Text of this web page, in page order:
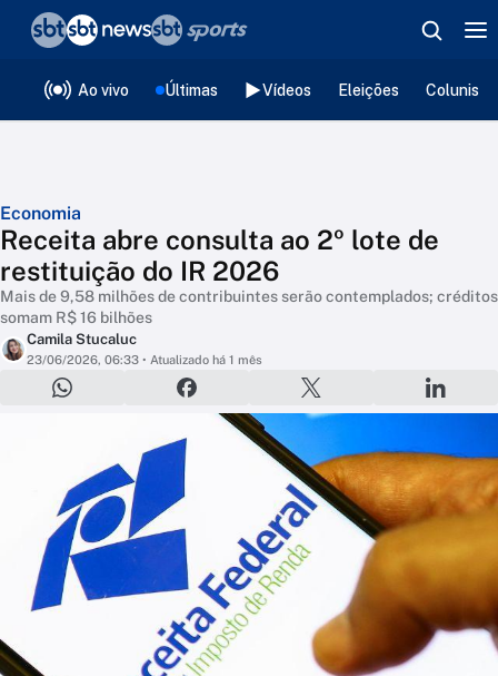
Ao vivo Últimas Vídeos Eleições
Economia
Receita abre consulta ao 2º lote de
restituição do IR 2026
Mais de 9,58 milhões de contribuintes serão contemplados; créditos
somam R$ 16 bilhões
Camila Stucaluc
23/06/2026, 06:33 • Atualizado há 1 mês
❮voltar
Editorias